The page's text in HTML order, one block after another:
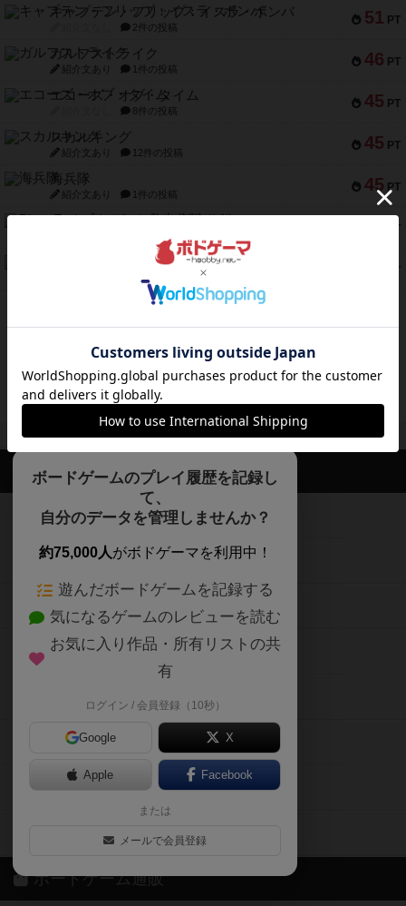
51 PT
キャプテン・フリップ：イスラ・ボンバ
2件の投稿
46 PT
ガルフストライク
紹介文あり 1件の投稿
45 PT
エコーズ・オブ・タイム
8件の投稿
45 PT
スカルキング
紹介文あり 12件の投稿
45 PT
海兵隊
紹介文あり 1件の投稿
PT
PT
10件の投稿
※App Store は、Apple Inc.のサービスマークです。
※Android は、グーグル インコーポレイテッドの商標または登録商標です。
※Google Play とそのロゴは、Google Inc.の商標または登録商標です。
ボドゲーマTOP 評価し
閉じる
ボードゲームのプレイ履歴を記録し
て、
自分のデータを管理しませんか？
約75,000人がボドゲーマを利用中！
遊んだボードゲームを記録する
気になるゲームのレビューを読む
お気に入り作品・所有リストの共
有
ログイン / 会員登録（10秒）
Google X
Apple Facebook
または
メールで会員登録
ボドゲーマTOP
ボードゲームを検索する
ボードゲームの新着レビュー
ボードゲーム会情報
メカニクス特集
掲示板・トピックス
ボドとも・会員一覧
ボードゲーム業界コラム
ボドゲーマご利用案内
ボードゲーム通販